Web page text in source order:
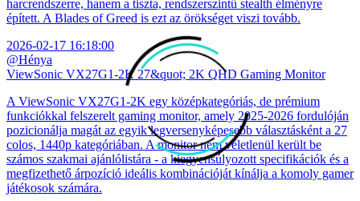
harcrendszerre, hanem a tiszta, rendszerszintű stealth élményre
épített. A Blades of Greed is ezt az örökséget viszi tovább.
2026-02-17 16:18:00
@Hénya
ViewSonic VX27G1-2K 27&quot; 2K QHD Gaming Monitor
A ViewSonic VX27G1-2K egy középkategóriás, de prémium
funkciókkal felszerelt gaming monitor, amely 2025-2026 fordulóján
pozicionálja magát az egyik legversenyképesebb választásként a 27
colos, 1440p kategóriában. A monitor nem véletlenül került be
számos szakmai ajánlólistára - a kiegyensúlyozott specifikációk és a
megfizethető árpozíció ideális kombinációját kínálja a komoly gamer
játékosok számára.